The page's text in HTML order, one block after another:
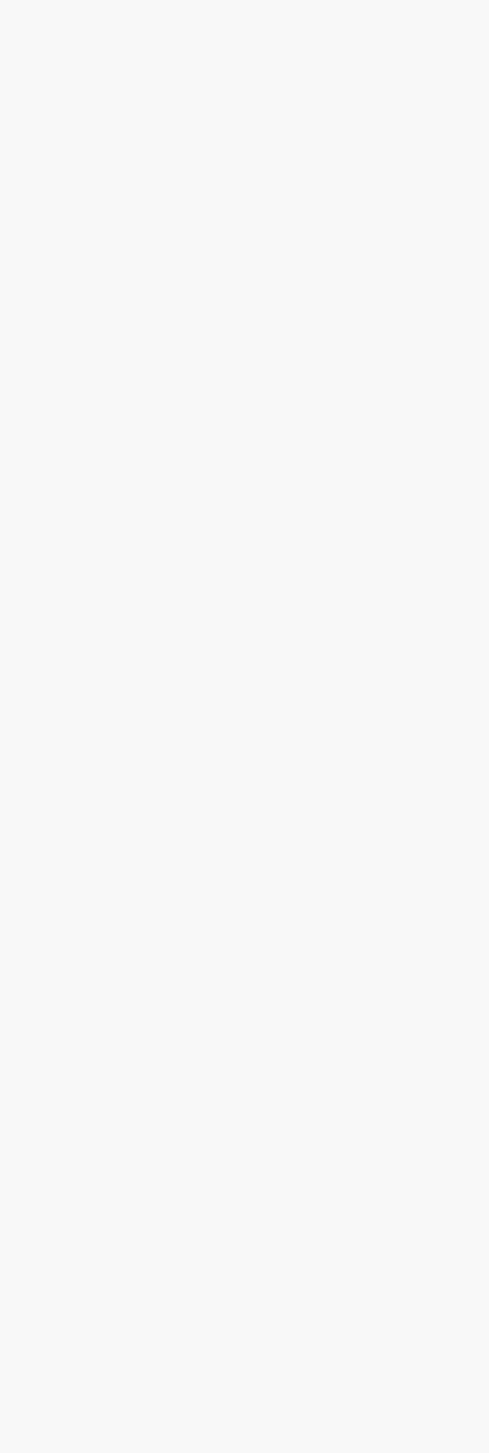
und gelacht.
bis Alt (79 Jahre) waren alle Generationen vertreten.
sich informieren und bei verschiedenen Angeboten